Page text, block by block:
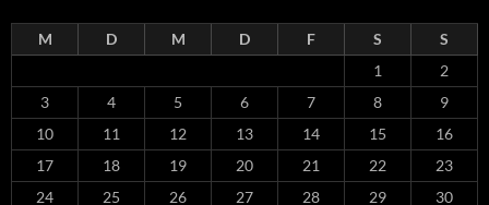
M D M D F S
S
1
2
3
4 5 6 7 8
9
10
11 12 13 14 15
16
17
18 19 20 21 22
23
24
25 26 27 28 29 30